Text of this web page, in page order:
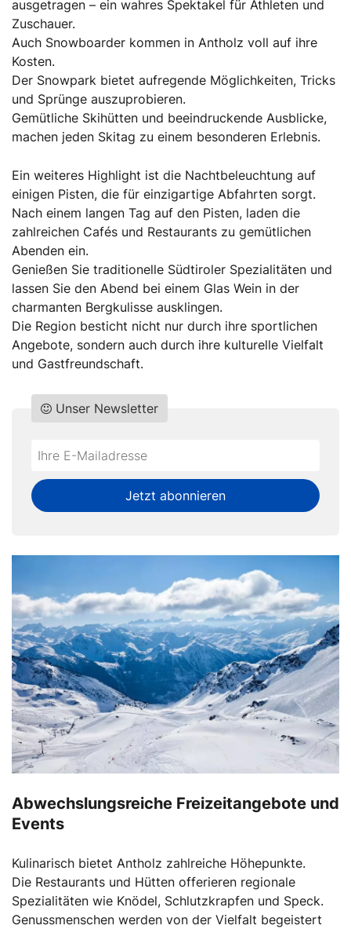
ausgetragen – ein wahres Spektakel für Athleten und
Zuschauer.
Auch Snowboarder kommen in Antholz voll auf ihre
Kosten.
Der Snowpark bietet aufregende Möglichkeiten, Tricks
und Sprünge auszuprobieren.
Gemütliche Skihütten und beeindruckende Ausblicke,
machen jeden Skitag zu einem besonderen Erlebnis.
Ein weiteres Highlight ist die Nachtbeleuchtung auf
einigen Pisten, die für einzigartige Abfahrten sorgt.
Nach einem langen Tag auf den Pisten, laden die
zahlreichen Cafés und Restaurants zu gemütlichen
Abenden ein.
Genießen Sie traditionelle Südtiroler Spezialitäten und
lassen Sie den Abend bei einem Glas Wein in der
charmanten Bergkulisse ausklingen.
Die Region besticht nicht nur durch ihre sportlichen
Angebote, sondern auch durch ihre kulturelle Vielfalt
und Gastfreundschaft.
Do
fill
this
Unser Newsletter
*Ihre
Mailadresse:
Jetzt abonnieren
Abwechslungsreiche Freizeitangebote und
Events
Kulinarisch bietet Antholz zahlreiche Höhepunkte.
Die Restaurants und Hütten offerieren regionale
Spezialitäten wie Knödel, Schlutzkrapfen und Speck.
Genussmenschen werden von der Vielfalt begeistert